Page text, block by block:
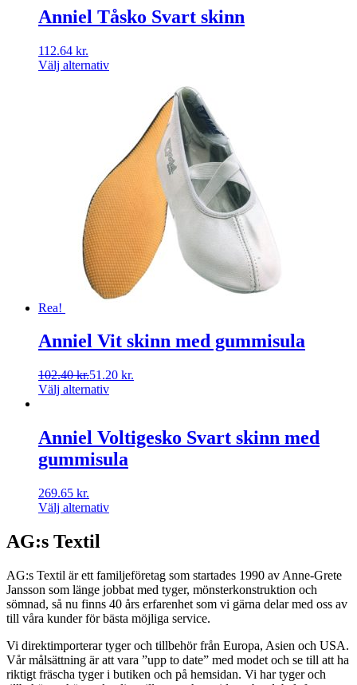
Anniel Tåsko Svart skinn
112.64 kr.
Välj alternativ
Rea!
Anniel Vit skinn med gummisula
102.40kr.51.20 kr.
Välj alternativ
Anniel Voltigesko Svart skinn med
gummisula
269.65 kr.
Välj alternativ
AG:s Textil
AG:s Textil är ett familjeföretag som startades 1990 av Anne-Grete
Jansson som länge jobbat med tyger, mönsterkonstruktion och
sömnad, så nu finns 40 års erfarenhet som vi gärna delar med oss av
till våra kunder för bästa möjliga service.
Vi direktimporterar tyger och tillbehör från Europa, Asien och USA.
Vår målsättning är att vara ”upp to date” med modet och se till att ha
riktigt fräscha tyger i butiken och på hemsidan. Vi har tyger och